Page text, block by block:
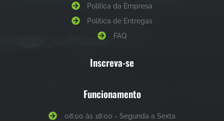
Política da Empresa
Política de Entregas
FAQ
Inscreva-se
Funcionamento
08:00 às 18:00 - Segunda a Sexta